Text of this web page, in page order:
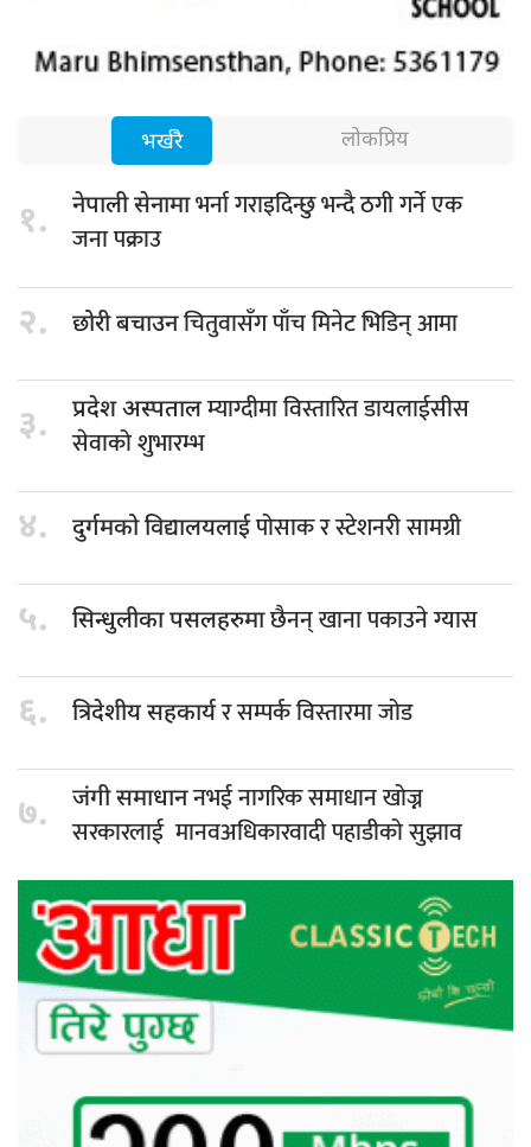
भर्खरै लोकप्रिय
१. नेपाली सेनामाभर्ना गराइदिन्छु भन्दै ठगी गर्ने एक
जना पक्राउ
२. छोरी बचाउनचितुवासँग पाँच मिनेट भिडिन् आमा
३. प्रदेश अस्पतालम्याग्दीमा विस्तारित डायलाईसीस
सेवाको शुभारम्भ
४. दुर्गमको विद्यालयलाईपोसाक र स्टेशनरी सामग्री
५. सिन्धुलीका पसलहरुमाछैनन् खाना पकाउने ग्यास
६. त्रिदेशीय सहकार्यर सम्पर्क विस्तारमा जोड
७. जंगी समाधाननभई नागरिक समाधान खोज्न
सरकारलाई मानवअधिकारवादी पहाडीको सुझाव